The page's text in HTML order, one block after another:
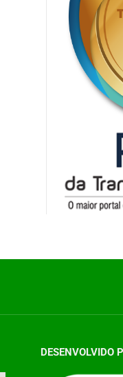
DESENVOLVIDO